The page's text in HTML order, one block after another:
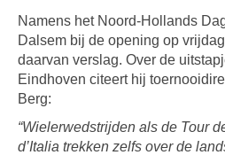
Namens het Noord-Hollands
Dalsem bij de opening op
daarvan verslag. Over de
Eindhoven citeert hij
Berg:
“Wielerwedstrijden als de Tour
d’Italia trekken zelfs over de